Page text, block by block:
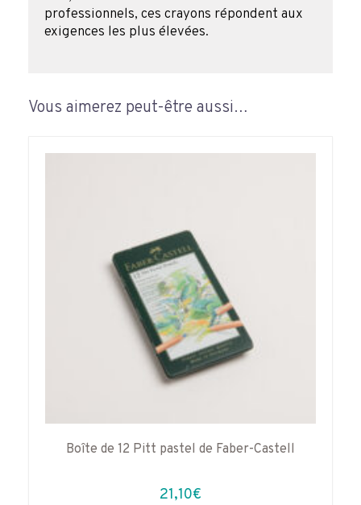
professionnels, ces crayons répondent aux
exigences les plus élevées.
Vous aimerez peut-être aussi…
Boîte de 12 Pitt pastel de Faber-Castell
21,10€